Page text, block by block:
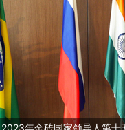
年金砖国家领导人第十